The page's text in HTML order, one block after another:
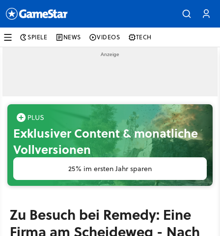
SPIELE NEWS VIDEOS TECH
Exklusiver Content & monatliche
Vollversionen
25% im ersten Jahr sparen
Zu Besuch bei Remedy: Eine
Firma am Scheideweg - Nach